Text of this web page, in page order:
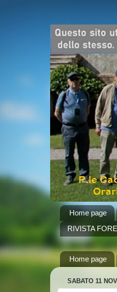
Home page
RIVISTA
Home page
SABATO 11